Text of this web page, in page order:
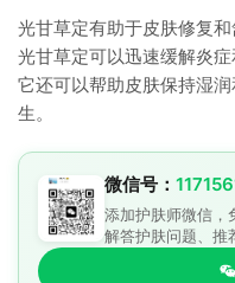
光甘草定有助于皮肤修复
光甘草定可以迅速缓解炎
它还可以帮助皮肤保持湿
生。
微信号：
添加护肤师微信，
解答护肤问题、推